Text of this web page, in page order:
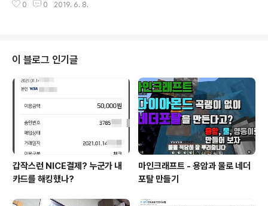
0 0 2019. 6. 8.
이 블로그 인기글
갑작스런 NICE결제? 누군가 내
카드를 해킹했나?
마인크래프트 - 용암과 물로 네더
포탈 만들기